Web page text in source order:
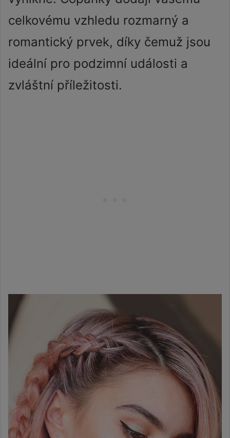
celkovému vzhledu rozmarný a
romantický prvek, díky čemuž jsou
ideální pro podzimní události a
zvláštní příležitosti.